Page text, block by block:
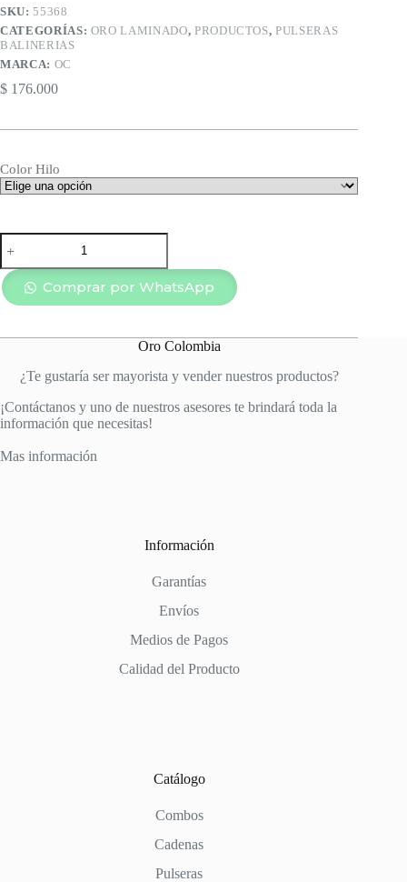
SKU:55368
CATEGORÍAS: ORO LAMINADO, PRODUCTOS,PULSERAS
BALINERIAS
MARCA: OC
$ 176.000
Color Hilo
PULSERA
TEJIDA
3
OROS
1
Comprar por WhatsApp
Oro Colombia
¿Te gustaría ser mayorista y vender nuestros productos?
¡Contáctanos y uno de nuestros asesores te brindará toda la
información que necesitas!
Mas información
Información
Garantías
Envíos
Medios de Pagos
Calidad del Producto
Catálogo
Combos
Cadenas
Pulseras